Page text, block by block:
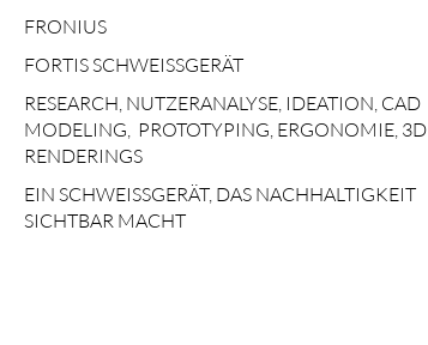
FRONIUS
FORTIS SCHWEISSGERÄT
RESEARCH, NUTZERANALYSE, IDEATION, CAD
MODELING, PROTOTYPING, ERGONOMIE, 3D
RENDERINGS
EIN SCHWEISSGERÄT, DAS NACHHALTIGKEIT S
ICHTBAR MACHT